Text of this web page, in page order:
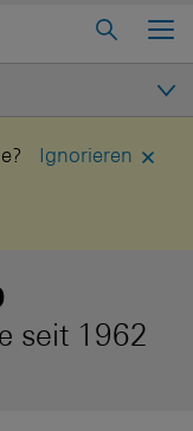
Ignorieren
seit 1962